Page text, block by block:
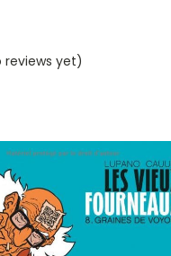
reviews yet)